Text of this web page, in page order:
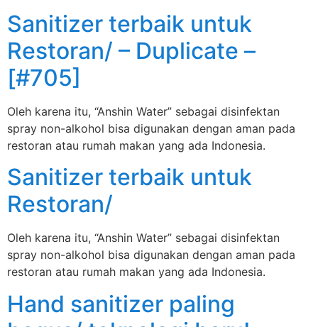
Sanitizer terbaik untuk
Restoran/ – Duplicate –
[#705]
Oleh karena itu, “Anshin Water” sebagai disinfektan
spray non-alkohol bisa digunakan dengan aman pada
restoran atau rumah makan yang ada Indonesia.
Sanitizer terbaik untuk
Restoran/
Oleh karena itu, “Anshin Water” sebagai disinfektan
spray non-alkohol bisa digunakan dengan aman pada
restoran atau rumah makan yang ada Indonesia.
Hand sanitizer paling